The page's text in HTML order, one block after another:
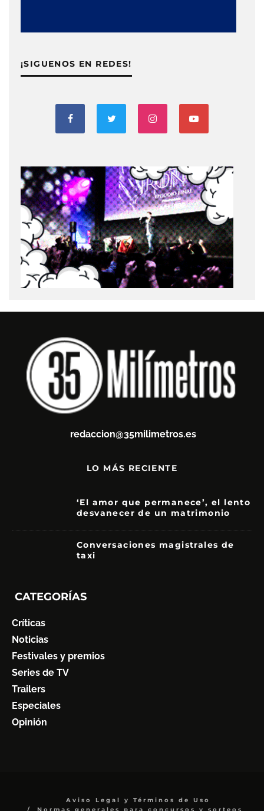
¡SIGUENOS EN REDES!
redaccion@35milimetros.es
LO MÁS RECIENTE
‘El amor que permanece’, el lento
desvanecer de un matrimonio
Conversaciones magistrales de
taxi
CATEGORÍAS
Críticas
Noticias
Festivales y premios
Series de TV
Trailers
Especiales
Opinión
Aviso Legal y Términos de Uso